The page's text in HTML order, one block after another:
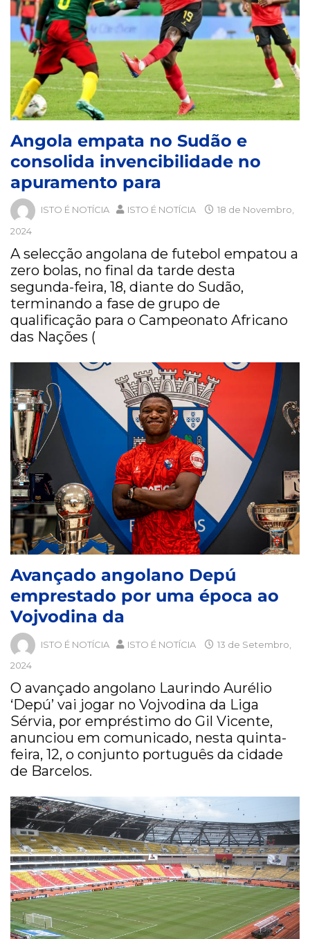
Angola empata no Sudão e
consolida invencibilidade no
apuramento para
ISTO É NOTÍCIA ISTO É NOTÍCIA
18 de Novembro,
2024
A selecção angolana de futebol empatou a
zero bolas, no final da tarde desta
segunda-feira, 18, diante do Sudão,
terminando a fase de grupo de
qualificação para o Campeonato Africano
das Nações (
Avançado angolano Depú
emprestado por uma época ao
Vojvodina da
ISTO É NOTÍCIA ISTO É NOTÍCIA
13 de Setembro,
2024
O avançado angolano Laurindo Aurélio
‘Depú’ vai jogar no Vojvodina da Liga
Sérvia, por empréstimo do Gil Vicente,
anunciou em comunicado, nesta quinta-
feira, 12, o conjunto português da cidade
de Barcelos.